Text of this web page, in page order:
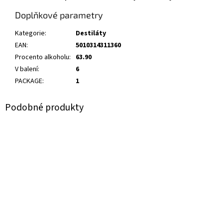
Doplňkové parametry
Kategorie:
Destiláty
EAN:
5010314311360
Procento alkoholu: 63.90
V balení:
6
PACKAGE: 1